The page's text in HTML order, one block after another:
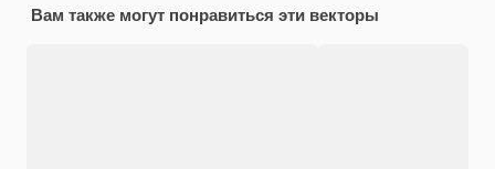
Вам также могут понравиться эти векторы